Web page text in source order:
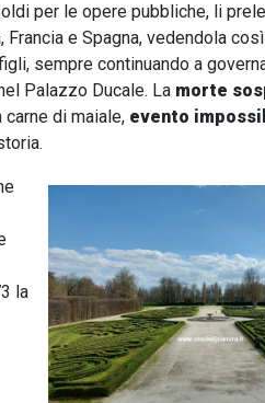
per le opere pubbliche, li
e Spagna, vedendola
sempre continuando a
Palazzo Ducale. La morte
di maiale, evento
la